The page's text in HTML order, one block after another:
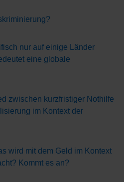
nur auf einige Länder
eine globale
zwischen kurzfristiger Nothilfe
im Kontext der
wird mit dem Geld im Kontext
Kommt es an?